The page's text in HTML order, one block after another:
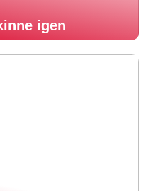
igen